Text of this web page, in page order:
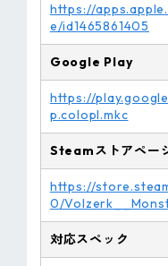
https://
e/id1465861405
Google Play
https://
p.colopl.mkc
Steamストアペー
https://
0/
対応スペック